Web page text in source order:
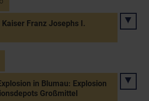
Franz Josephs I.
in Blumau: Explosion
Großmittel